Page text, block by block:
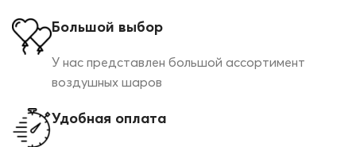
Большой выбор
У нас представлен большой ассортимент
воздушных шаров
Удобная оплата